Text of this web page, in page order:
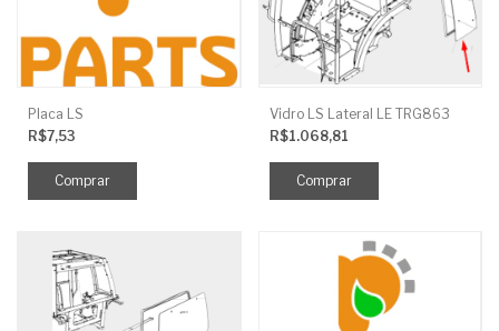
Placa LS
R$7,53
Vidro LS Lateral LE TRG863
R$1.068,81